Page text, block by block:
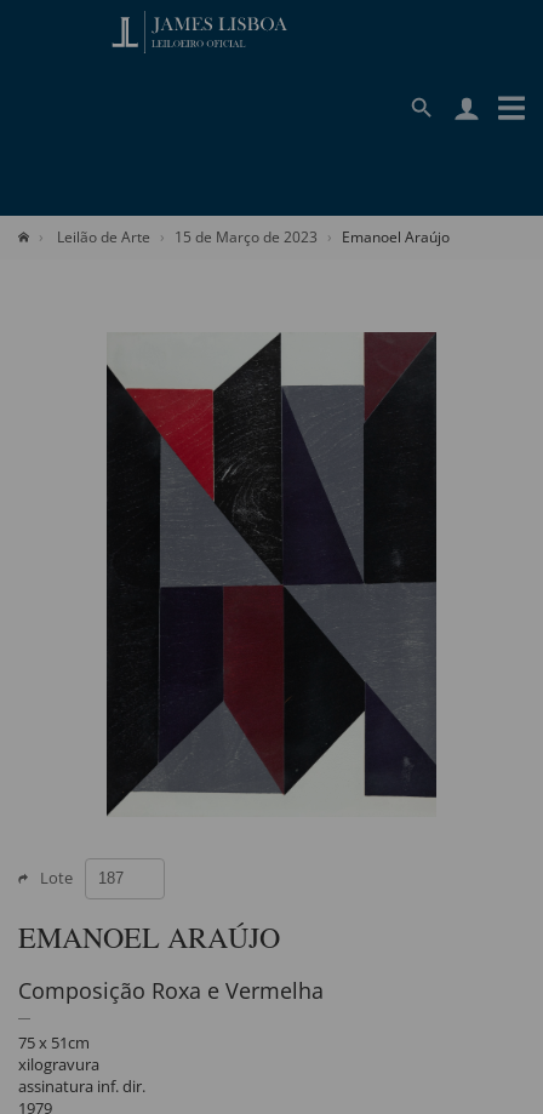
Leilão de Arte 15 de Março de 2023 Emanoel Araújo
Lote
EMANOEL ARAÚJO
Composição Roxa e Vermelha
75 x 51cm
xilogravura
assinatura inf. dir.
1979